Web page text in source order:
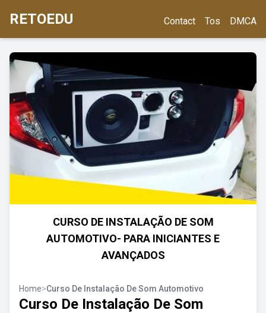
RETOEDU Contact Tos DMCA
CURSO DE INSTALAÇÃO DE SOM
AUTOMOTIVO- PARA INICIANTES E
AVANÇADOS
Home>Curso De Instalação De Som Automotivo
Curso De Instalação De Som